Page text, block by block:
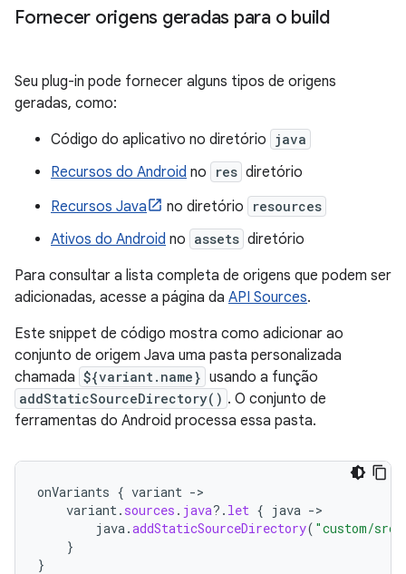
Fornecer origens geradas para o build
Seu plug-in pode fornecer alguns tipos de origens
geradas, como:
Código do aplicativo no diretório java
Recursos do Android no res diretório
Recursos Java
no diretório resources
Ativos do Android no assets diretório
Para consultar a lista completa de origens que podem ser
adicionadas, acesse a página da API Sources.
Este snippet de código mostra como adicionar ao
conjunto de origem Java uma pasta personalizada
chamada ${variant.name} usando a função
addStaticSourceDirectory() . O conjunto de
ferramentas do Android processa essa pasta.
onVariants { variant -
variant. sources . java?. let { java -
java.addStaticSourceDirectory( "custom/
}
}